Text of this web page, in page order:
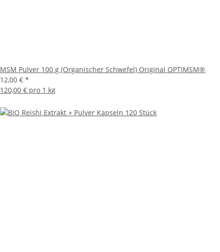
MSM Pulver 100 g (Organischer Schwefel) Original OPTIMSM®
12,00 € *
120,00 € pro 1 kg